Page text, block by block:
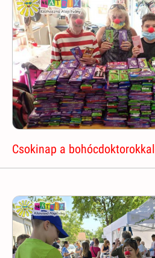
Csokinap a bohócdoktorokkal